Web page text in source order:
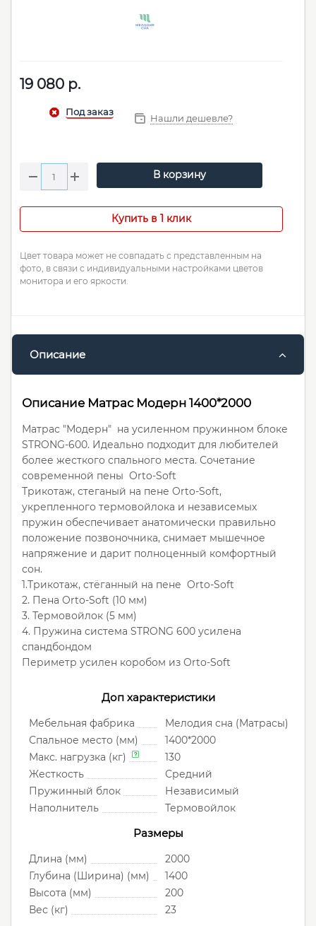
19 080 р.
Нашли дешевле?
В корзину
Купить в 1 клик
Цвет товара может не совпадать с представленным на
фото, в связи с индивидуальными настройками цветов
монитора и его яркости.
Описание
Описание Матрас Модерн 1400*2000
Матрас "Модерн" на усиленном пружинном блоке
STRONG-600. Идеально подходит для любителей
более жесткого спального места. Сочетание
современной пены Orto-Soft
Трикотаж, стеганый на пене Orto-Soft,
укрепленного термовойлока и независемых
пружин обеспечивает анатомически правильно
положение позвоночника, снимает мышечное
напряжение и дарит полноценный комфортный
сон.
1.Трикотаж, стёганный на пене Orto-Soft
2. Пена Orto-Soft (10 мм)
3. Термовойлок (5 мм)
4. Пружина система STRONG 600 усилена
спандбондом
Периметр усилен коробом из Orto-Soft
Доп характеристики
Мебельная фабрика
Мелодия сна (Матрасы)
Спальное место (мм)
1400*2000
Макс. нагрузка (кг)
130
Жесткость
Средний
Пружинный блок
Независимый
Наполнитель
Термовойлок
Размеры
Длина (мм)
2000
Глубина (Ширина) (мм)
1400
Высота (мм)
200
Вес (кг)
23